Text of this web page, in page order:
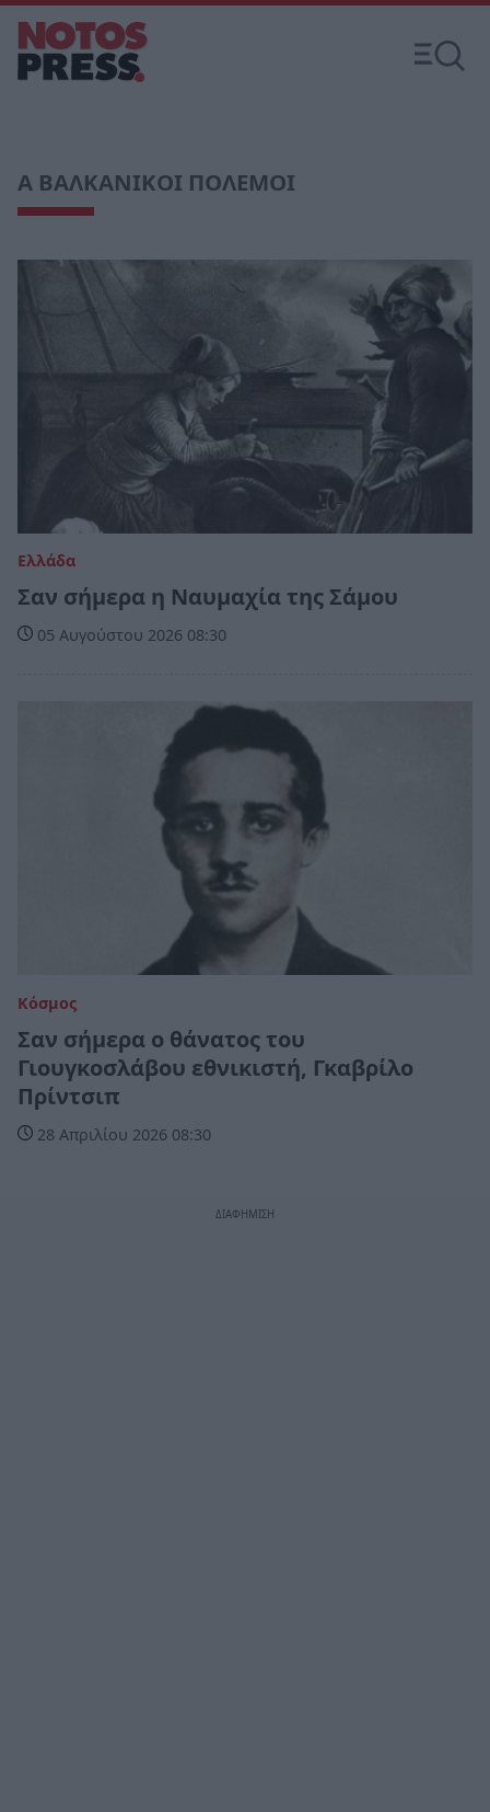
Α ΒΑΛΚΑΝΙΚΟΙ ΠΟΛΕΜΟΙ
Ελλάδα
Σαν σήμερα η Ναυμαχία της Σάμου
05 Αυγούστου 2026 08:30
Κόσμος
Σαν σήμερα ο θάνατος του
Γιουγκοσλάβου εθνικιστή, Γκαβρίλο
Πρίντσιπ
28 Απριλίου 2026 08:30